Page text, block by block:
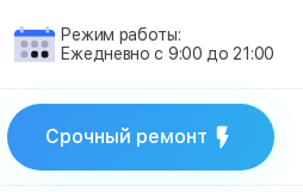
Режим работы:
Ежедневно с 9:00 до 21:00
Срочный ремонт